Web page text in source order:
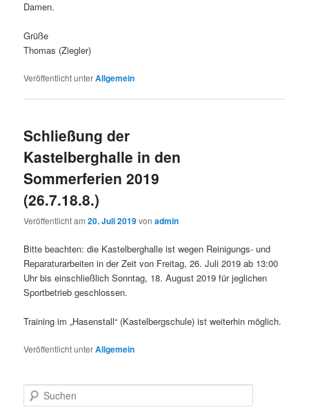
Damen.
Grüße
Thomas (Ziegler)
Veröffentlicht unterAllgemein
Schließung der
Kastelberghalle in den
Sommerferien 2019
(26.7.18.8.)
Veröffentlicht am20. Juli 2019vonadmin
Bitte beachten: die Kastelberghalle ist wegen Reinigungs- und
Reparaturarbeiten in der Zeit von Freitag, 26. Juli 2019 ab 13:00
Uhr bis einschließlich Sonntag, 18. August 2019 für jeglichen
Sportbetrieb geschlossen.
Training im „Hasenstall“ (Kastelbergschule) ist weiterhin möglich.
Veröffentlicht unterAllgemein
u